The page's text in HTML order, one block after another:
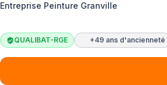
Entreprise Peinture Granville
QUALIBAT-RGE +49 ans d'ancienneté